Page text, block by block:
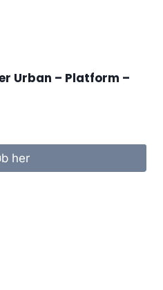
Urban – Platform –
her